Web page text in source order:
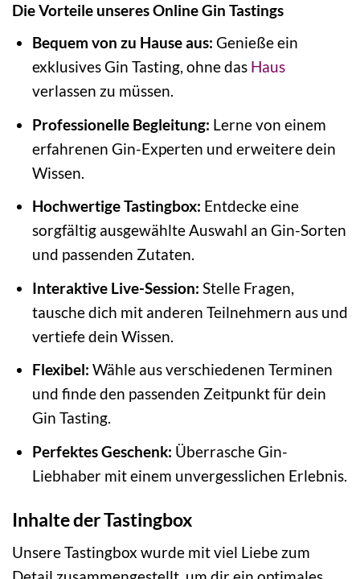
Die Vorteile unseres Online Gin Tastings
Bequem von zu Hause aus: Genieße ein
exklusives Gin Tasting, ohne das Haus
verlassen zu müssen.
Professionelle Begleitung: Lerne von einem
erfahrenen Gin-Experten und erweitere dein
Wissen.
Hochwertige Tastingbox: Entdecke eine
sorgfältig ausgewählte Auswahl an Gin-Sorten
und passenden Zutaten.
Interaktive Live-Session: Stelle Fragen,
tausche dich mit anderen Teilnehmern aus und
vertiefe dein Wissen.
Flexibel: Wähle aus verschiedenen Terminen
und finde den passenden Zeitpunkt für dein
Gin Tasting.
Perfektes Geschenk: Überrasche Gin-
Liebhaber mit einem unvergesslichen Erlebnis.
Inhalte der Tastingbox
Unsere Tastingbox wurde mit viel Liebe zum